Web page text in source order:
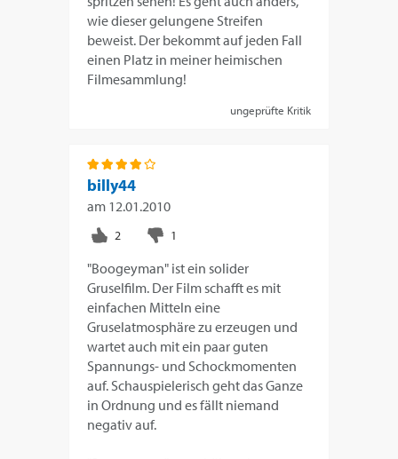
wie dieser gelungene Streifen
beweist. Der bekommt auf jeden Fall
einen Platz in meiner heimischen
Filmesammlung!
ungeprüfte Kritik
billy44
am 12.01.2010
"Boogeyman" ist ein solider
Gruselfilm. Der Film schafft es mit
einfachen Mitteln eine
Gruselatmosphäre zu erzeugen und
wartet auch mit ein paar guten
Spannungs- und Schockmomenten
auf. Schauspielerisch geht das Ganze
in Ordnung und es fällt niemand
negativ auf.